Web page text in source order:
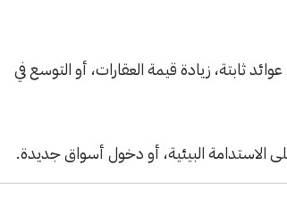
زيادة قيمة العقارات، أو التوسع في
الاستدامة البيئية، أو دخول أسواق جديدة.